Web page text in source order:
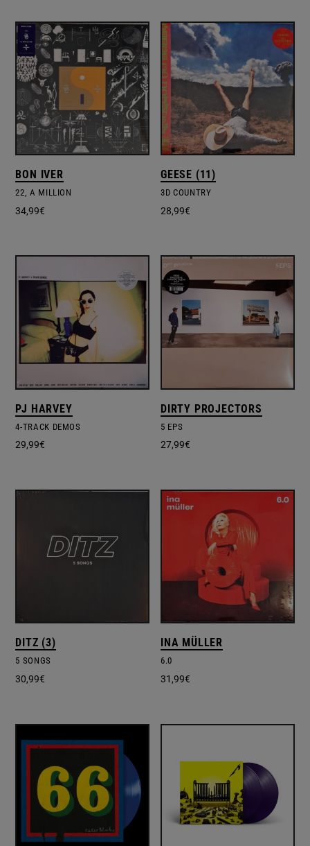
BON IVER
22, A MILLION
34,99€
GEESE (11)
3D COUNTRY
28,99€
PJ HARVEY
4-TRACK DEMOS
29,99€
DIRTY PROJECTORS
5 EPS
27,99€
DITZ (3)
5 SONGS
30,99€
INA MÜLLER
6.0
31,99€